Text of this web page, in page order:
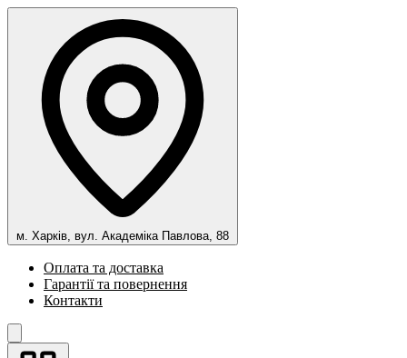
м. Харків, вул. Академіка Павлова, 88
Оплата та доставка
Гарантії та повернення
Контакти